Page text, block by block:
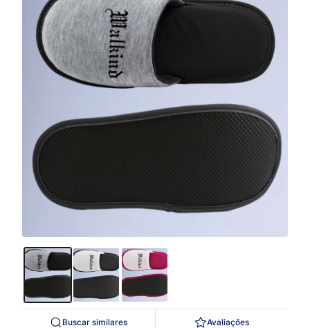
Buscar similares Avaliações